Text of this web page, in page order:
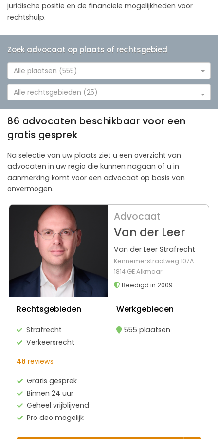
juridische positie en de financiële mogelijkheden voor
rechtshulp.
Zoek advocaat op plaats of rechtsgebied
Alle plaatsen (555)
Alle rechtsgebieden (25)
86 advocaten beschikbaar voor een
gratis gesprek
Na selectie van uw plaats ziet u een overzicht van
advocaten in uw regio die kunnen nagaan of u in
aanmerking komt voor een advocaat op basis van
onvermogen.
Advocaat
Van der Leer
Van der Leer Strafrecht
Kennemerstraatweg 107A
1814 GE Alkmaar
Beëdigd in 2009
Rechtsgebieden
Strafrecht
Verkeersrecht
Werkgebieden
555 plaatsen
48 reviews
Gratis gesprek
Binnen 24 uur
Geheel vrijblijvend
Pro deo mogelijk